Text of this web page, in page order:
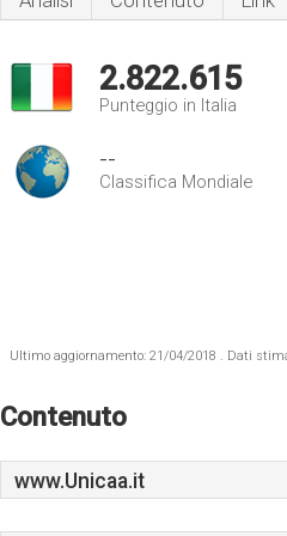
2.822.615
Punteggio in Italia
--
Classifica Mondiale
Ultimo aggiornamento: 21/04/2018 . Dati
Contenuto
www.Unicaa.it